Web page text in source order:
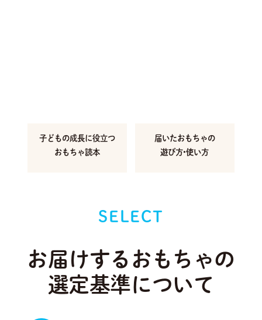
子どもの成長に役立つ
おもちゃ読本
届いたおもちゃの
遊び方•使い方
SELECT
お届けするおもちゃの
選定基準について